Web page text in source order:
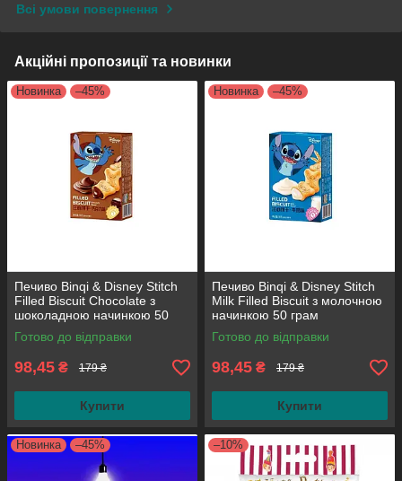
Всі умови повернення
Акційні пропозиції та новинки
Новинка –45%
Печиво Binqi & Disney Stitch
Filled Biscuit Chocolate з
шоколадною начинкою 50
грам
Готово до відправки
98,45 ₴ 179 ₴
Купити
Новинка –45%
Печиво Binqi & Disney Stitch
Milk Filled Biscuit з молочною
начинкою 50 грам
Готово до відправки
98,45 ₴ 179 ₴
Купити
Новинка –45% –10%